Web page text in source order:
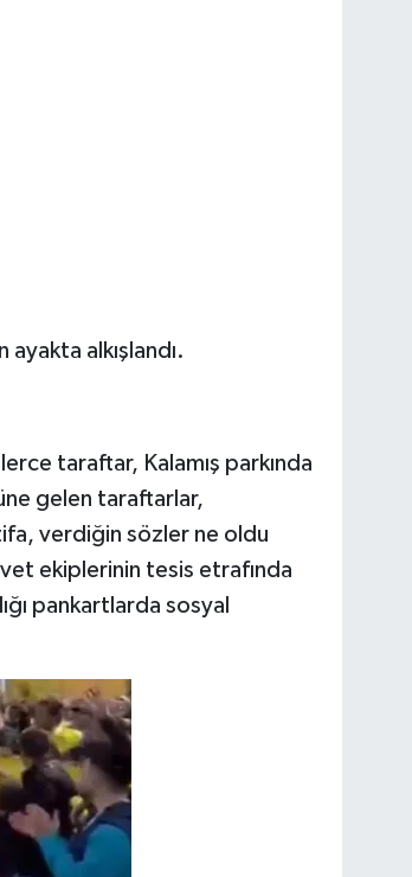
ayakta alkışlandı.
taraftar, Kalamış parkında
gelen taraftarlar,
verdiğin sözler ne oldu
ekiplerinin tesis etrafında
pankartlarda sosyal